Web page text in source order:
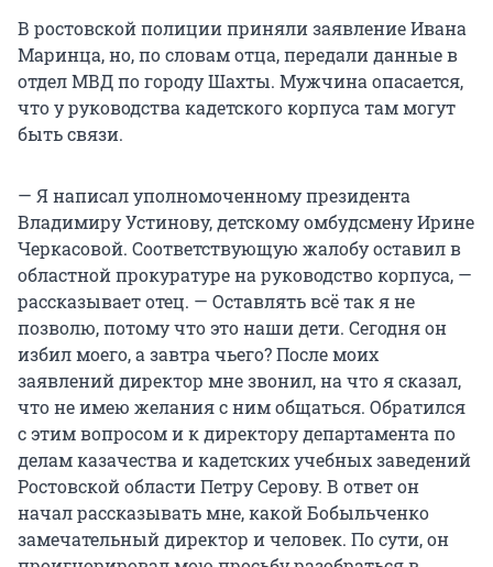
В ростовской полиции приняли заявление Ивана
Маринца, но, по словам отца, передали данные в
отдел МВД по городу Шахты. Мужчина опасается,
что у руководства кадетского корпуса там могут
быть связи.
— Я написал уполномоченному президента
Владимиру Устинову, детскому омбудсмену Ирине
Черкасовой. Соответствующую жалобу оставил в
областной прокуратуре на руководство корпуса, —
рассказывает отец. — Оставлять всё так я не
позволю, потому что это наши дети. Сегодня он
избил моего, а завтра чьего? После моих
заявлений директор мне звонил, на что я сказал,
что не имею желания с ним общаться. Обратился
с этим вопросом и к директору департамента по
делам казачества и кадетских учебных заведений
Ростовской области Петру Серову. В ответ он
начал рассказывать мне, какой Бобыльченко
замечательный директор и человек. По сути, он